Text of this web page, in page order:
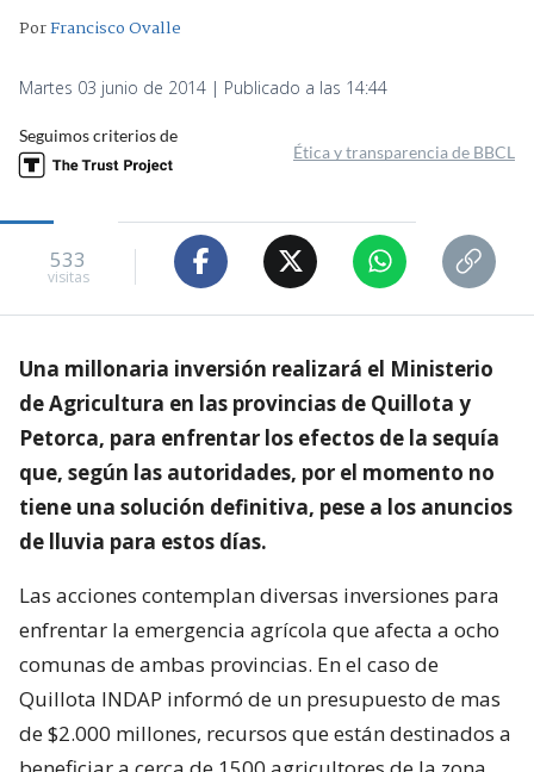
PorFrancisco Ovalle
Martes 03 junio de 2014 | Publicado a las 14:44
Seguimos criterios de
Ética y transparencia de BBCL
533
visitas
Una millonaria inversión realizará el Ministerio
de Agricultura en las provincias de Quillota y
Petorca, para enfrentar los efectos de la sequía
que, según las autoridades, por el momento no
tiene una solución definitiva, pese a los anuncios
de lluvia para estos días.
Las acciones contemplan diversas inversiones para
enfrentar la emergencia agrícola que afecta a ocho
comunas de ambas provincias. En el caso de
Quillota INDAP informó de un presupuesto de mas
de $2.000 millones, recursos que están destinados a